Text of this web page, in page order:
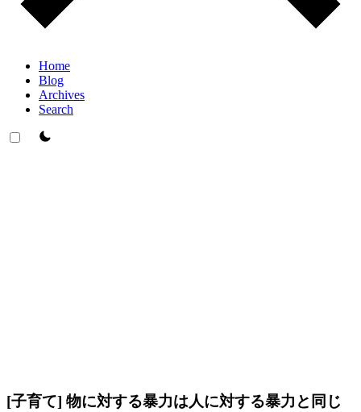
Home
Blog
Archives
Search
theme switcher
[子育て] 物に対する暴力は人に対する暴力と同じ